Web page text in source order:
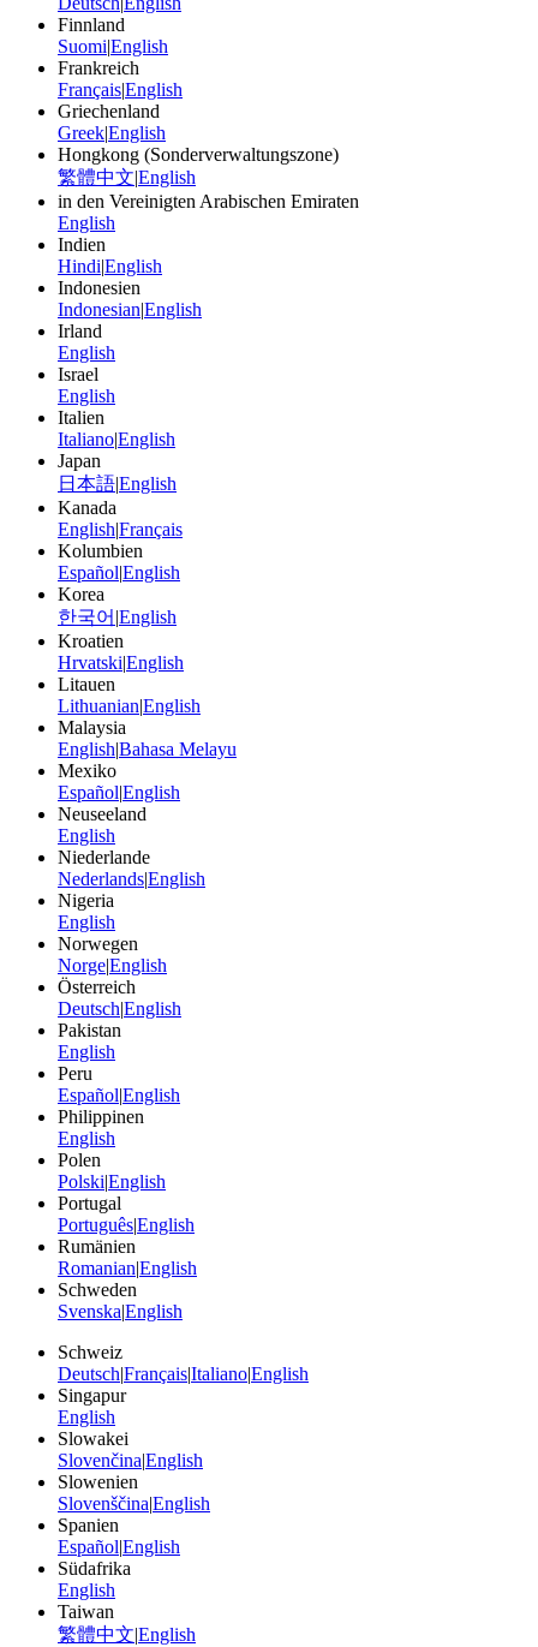
Finnland
Suomi|English
Frankreich
Français|English
Griechenland
Greek|English
Hongkong (Sonderverwaltungszone)
繁體中文|English
in den Vereinigten Arabischen Emiraten
English
Indien
Hindi|English
Indonesien
Indonesian|English
Irland
English
Israel
English
Italien
Italiano|English
Japan
日本語|English
Kanada
English|Français
Kolumbien
Español|English
Korea
한국어 |English
Kroatien
Hrvatski|English
Litauen
Lithuanian|English
Malaysia
English|Bahasa Melayu
Mexiko
Español|English
Neuseeland
English
Niederlande
Nederlands|English
Nigeria
English
Norwegen
Norge|English
Österreich
Deutsch|English
Pakistan
English
Peru
Español|English
Philippinen
English
Polen
Polski|English
Portugal
Português|English
Rumänien
Romanian|English
Schweden
Svenska|English
Schweiz
Deutsch|Français|Italiano|English
Singapur
English
Slowakei
Slovenčina|English
Slowenien
Slovenščina|English
Spanien
Español|English
Südafrika
English
Taiwan
繁體中文|English